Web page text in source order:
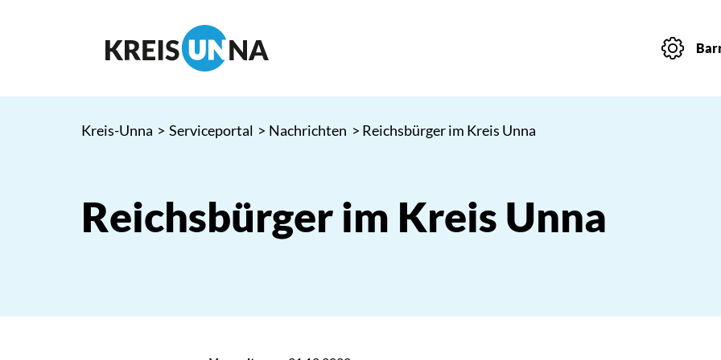
Kreis-Unna > Serviceportal > Nachrichten > Reichsbürger im Kreis Unna
Reichsbürger im Kreis Unna